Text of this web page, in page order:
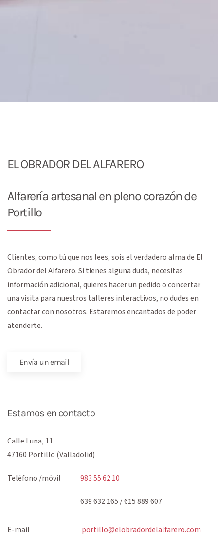
EL OBRADOR DEL ALFARERO
Alfarería artesanal en pleno corazón de
Portillo
Clientes, como tú que nos lees, sois el verdadero alma de El
Obrador del Alfarero. Si tienes alguna duda, necesitas
información adicional, quieres hacer un pedido o concertar
una visita para nuestros talleres interactivos, no dudes en
contactar con nosotros. Estaremos encantados de poder
atenderte.
Envía un email
Estamos en contacto
Calle Luna, 11
47160 Portillo (Valladolid)
Teléfono /móvil 983 55 62 10
639 632 165 / 615 889 607
E-mail portillo@elobradordelalfarero.com